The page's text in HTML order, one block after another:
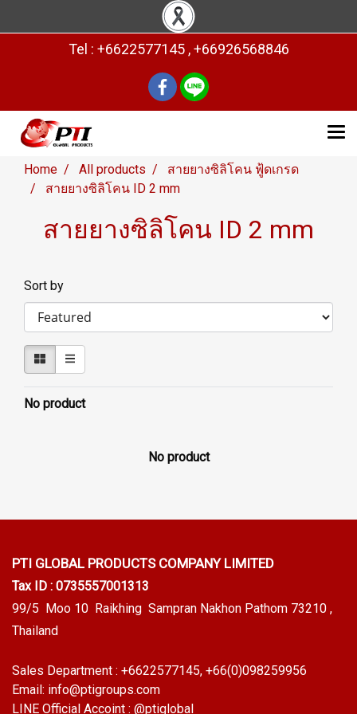
Tel : +6622577145 , +66926568846
Home All products
สายยางซิลิโคน ฟู้ดเกรด
สายยางซิลิโคน ID 2 mm
สายยางซิลิโคน ID 2 mm
Sort by
No product
No product
PTI GLOBAL PRODUCTS COMPANY LIMITED
Tax ID : 0735557001313
99/5 Moo 10 Raikhing Sampran Nakhon Pathom 73210 ,
Thailand
Sales Department : +6622577145, +66(0)098259956
Email: info@ptigroups.com
LINE Official Accoint : @ptiglobal